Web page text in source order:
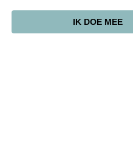
IK DOE MEE